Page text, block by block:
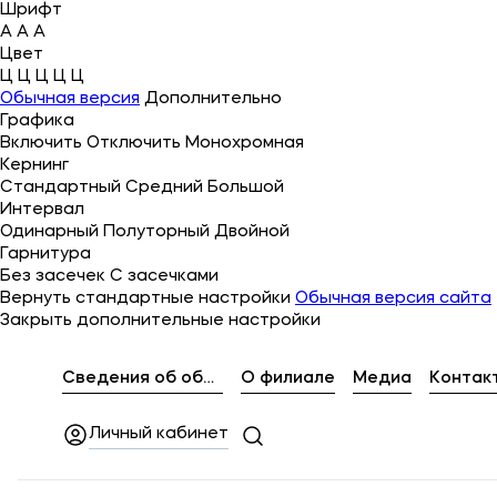
Шрифт
A A A
Цвет
Ц Ц Ц Ц Ц
Обычная версия Дополнительно
Графика
Включить Отключить Монохромная
Кернинг
Стандартный Средний Большой
Интервал
Одинарный Полуторный Двойной
Гарнитура
Без засечек С засечками
Вернуть стандартные настройки Обычная версия сайта
Закрыть дополнительные настройки
Сведения об образовательной организации О филиале Медиа
Личный кабинет
Об университете
Абитуриенту
Кабинет-музей Я.Прозорова и истории
Наука
Поступающим
Студентам